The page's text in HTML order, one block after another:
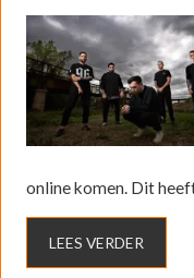
online komen. Dit
LEES VERDER